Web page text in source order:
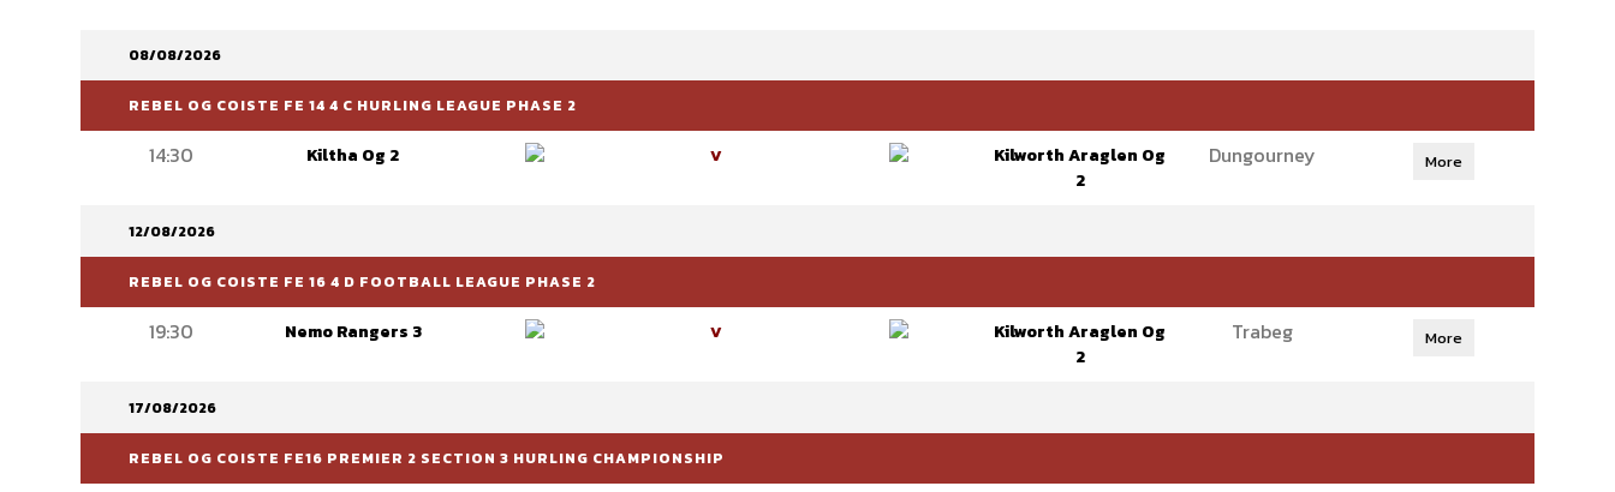
08/08/2026
REBEL OG COISTE FE 14 4 C HURLING LEAGUE PHASE 2
14:30 Kiltha Og 2 V
Kilworth Araglen Og
2
Dungourney More
12/08/2026
REBEL OG COISTE FE 16 4 D FOOTBALL LEAGUE PHASE 2
19:30 Nemo Rangers 3 V
Kilworth Araglen Og
2
Trabeg More
17/08/2026
REBEL OG COISTE FE16 PREMIER 2 SECTION 3 HURLING CHAMPIONSHIP